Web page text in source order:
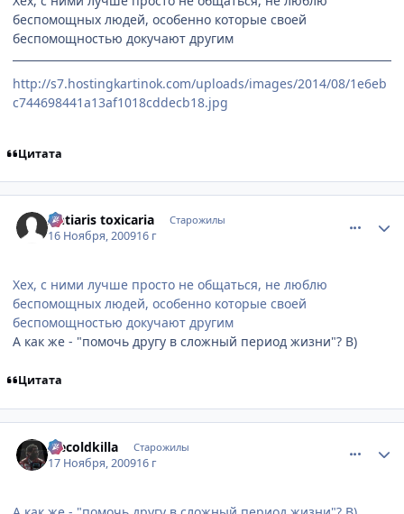
беспомощных людей, особенно которые своей
беспомощностью докучают другим
http://s7.hostingkartinok.com/uploads/images/2014/08/1e6eb
c744698441a13af1018cddecb18.jpg
Цитата
Antiaris toxicaria Старожилы
16 Ноября, 200916 г
Хех, с ними лучше просто не общаться, не люблю
беспомощных людей, особенно которые своей
беспомощностью докучают другим
А как же - "помочь другу в сложный период жизни"? B)
Цитата
Icecoldkilla Старожилы
17 Ноября, 200916 г